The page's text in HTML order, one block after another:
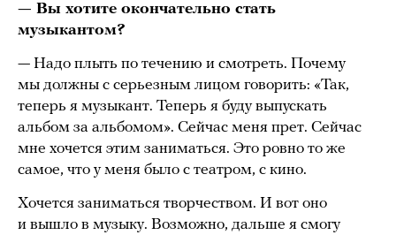
— Вы хотите окончательно стать
музыкантом?
— Надо плыть по течению и смотреть. Почему
мы должны с серьезным лицом говорить: «Так,
теперь я музыкант. Теперь я буду выпускать
альбом за альбомом». Сейчас меня прет. Сейчас
мне хочется этим заниматься. Это ровно то же
самое, что у меня было с театром, с кино.
Хочется заниматься творчеством. И вот оно
и вышло в музыку. Возможно, дальше я смогу